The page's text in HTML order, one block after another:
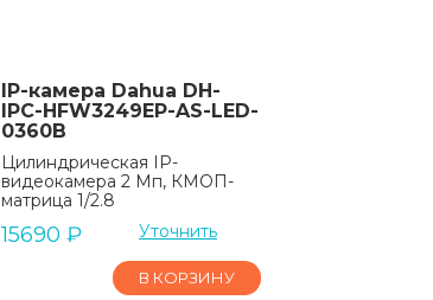
IP-камера Dahua DH-
IPC-HFW3249EP-AS-LED-
0360B
Цилиндрическая IP-
видеокамера 2 Мп, КМОП-
матрица 1/2.8
15690 ₽ Уточнить
В КОРЗИНУ